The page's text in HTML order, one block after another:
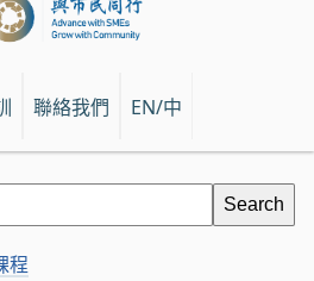
聯絡我們 EN/中
程